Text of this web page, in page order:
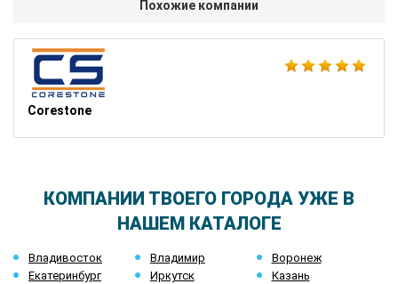
Похожие компании
Corestone
КОМПАНИИ ТВОЕГО ГОРОДА УЖЕ В
НАШЕМ КАТАЛОГЕ
Владивосток Владимир
Воронеж
Екатеринбург
Иркутск Казань